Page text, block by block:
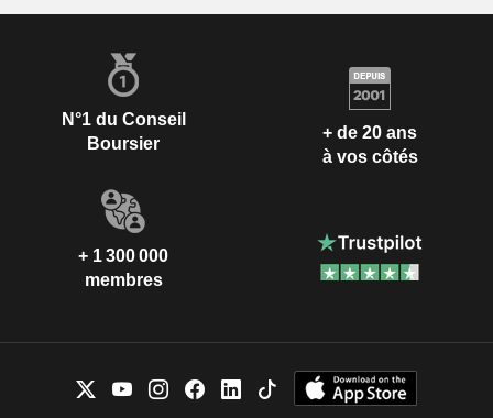
N°1 du Conseil
Boursier
+ de 20 ans
à vos côtés
+ 1 300 000
membres